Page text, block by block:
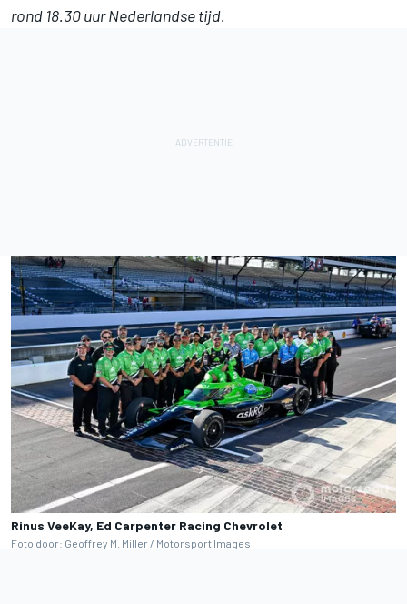
rond 18.30 uur Nederlandse tijd.
Rinus VeeKay, Ed Carpenter Racing Chevrolet
Foto door: Geoffrey M. Miller / Motorsport Images